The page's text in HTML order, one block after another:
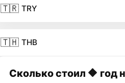
🇹🇷 TRY
🇹🇭 THB
Сколько стоил 🔶 год